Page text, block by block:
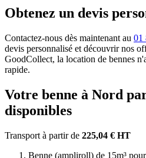
Obtenez un devis
Contactez-nous dès maintenant au 01
devis personnalisé et découvrir nos
GoodCollect, la location de bennes
rapide.
Votre benne à Nord
disponibles
Transport à partir de 225,04 € HT
Benne (ampliroll) de 15m³ pour